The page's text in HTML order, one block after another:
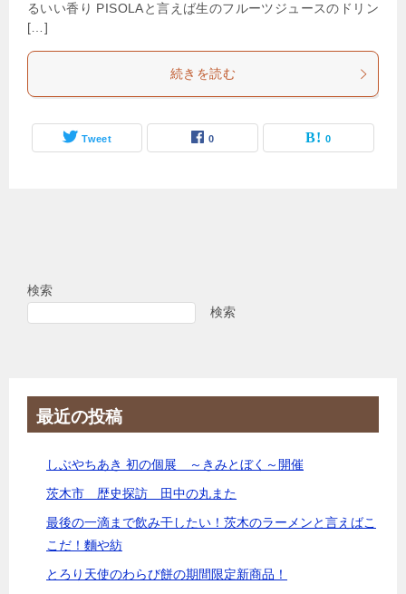
るいい香り PISOLAと言えば生のフルーツジュースのドリン
[…]
続きを読む
Tweet 0 0
検索
検索
最近の投稿
しぶやちあき 初の個展 ～きみとぼく～開催
茨木市 歴史探訪 田中の丸また
最後の一滴まで飲み干したい！茨木のラーメンと言えばこ
こだ！麵や紡
とろり天使のわらび餅の期間限定新商品！